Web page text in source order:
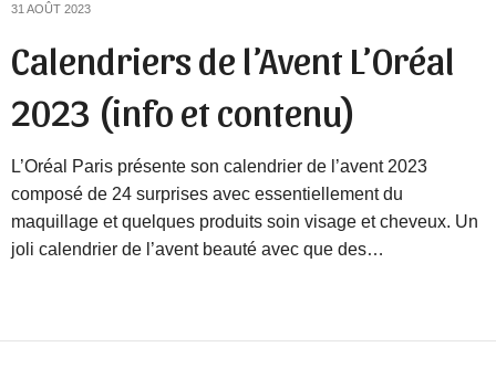
31 AOÛT 2023
Calendriers de l’Avent L’Oréal
2023 (info et contenu)
L’Oréal Paris présente son calendrier de l’avent 2023
composé de 24 surprises avec essentiellement du
maquillage et quelques produits soin visage et cheveux. Un
joli calendrier de l’avent beauté avec que des…